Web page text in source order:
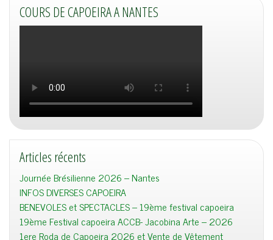
COURS DE CAPOEIRA A NANTES
Articles récents
Journée Brésilienne 2026 – Nantes
INFOS DIVERSES CAPOEIRA
BENEVOLES et SPECTACLES – 19ème festival capoeira
19ème Festival capoeira ACCB- Jacobina Arte – 2026
1ere Roda de Capoeira 2026 et Vente de Vêtement